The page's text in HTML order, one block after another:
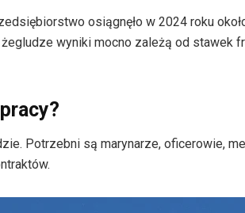
osiągnęło w 2024 roku
wyniki mocno zależą od stawek
Potrzebni są marynarze, oficerowie,